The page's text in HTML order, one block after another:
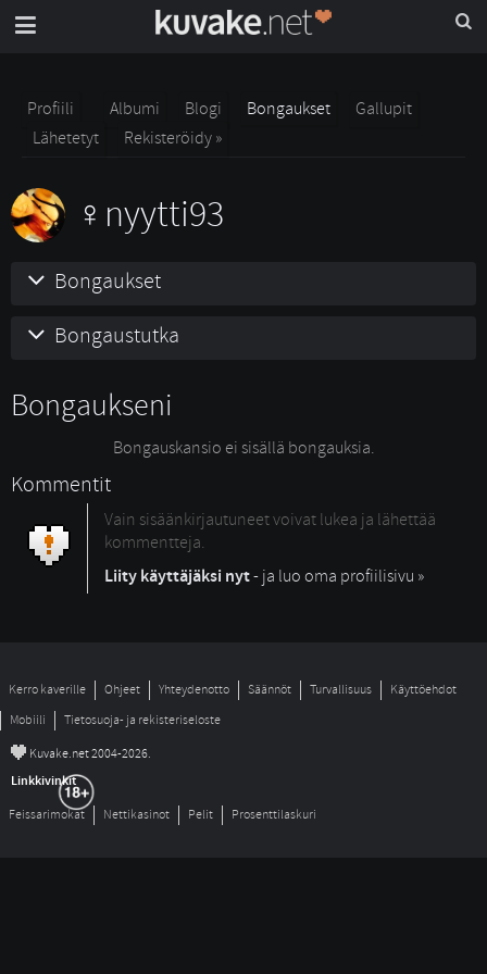
Profiili Albumi Blogi Bongaukset
Gallupit
Lähetetyt
Rekisteröidy »
nyytti93
Bongaukset
Bongaustutka
Bongaukseni
Bongauskansio ei sisällä bongauksia.
Kommentit
Vain sisäänkirjautuneet voivat lukea ja lähettää
kommentteja.
Liity käyttäjäksi nyt- ja luo oma profiilisivu »
Kerro kaverille Ohjeet Yhteydenotto Säännöt Turvallisuus
Käyttöehdot
Mobiili
Tietosuoja- ja rekisteriseloste
© Kuvake.net 2004-2026.
Linkkivinkit
Feissarimokat Nettikasinot Pelit Prosenttilaskuri